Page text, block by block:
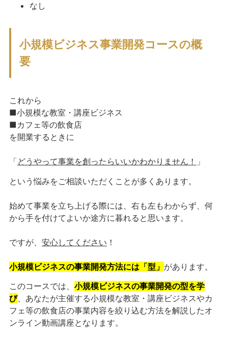
小規模ビジネス事業開発コースの概
要
これから
■小規模な教室・講座ビジネス
■カフェ等の飲食店
を開業するときに
「どうやって事業を創ったらいいかわかりません！
」
という悩みをご相談いただくことが多くあります。
始めて事業を立ち上げる際には、右も左もわからず、何
から手を付けてよいか途方に暮れると思います。
ですが、 安心してください ！
小規模ビジネスの事業開発方法には「型」 があります。
このコースでは、 小規模ビジネスの事業開発の型を学
び、あなたが主催する小規模な教室・講座ビジネスやカ
フェ等の飲食店の事業内容を絞り込む方法を解説したオ
ンライン動画講座となります。
なし